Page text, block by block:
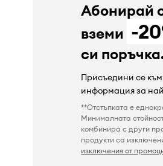
Абонирай
вземи -
си
Присъедини се
информация за
**Отстъпката е
Минималната
комбинира с други
продукти са
изключения от